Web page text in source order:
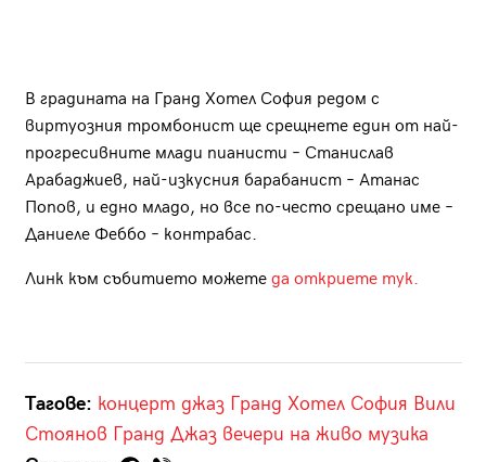
В градината на Гранд Хотел София редом с
виртуозния тромбонист ще срещнете един от най-
прогресивните млади пианисти – Станислав
Арабаджиев, най-изкусния барабанист – Атанас
Попов, и едно младо, но все по-често срещано име –
Даниеле Феббо – контрабас.
Линк към събитието можетеда откриете тук.
Тагове: концерт джаз Гранд Хотел София Вили
Стоянов Гранд Джаз вечери на живо музика